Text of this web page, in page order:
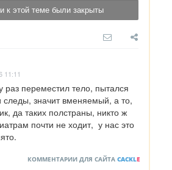
к этой теме были закрыты
11:11
раз переместил тело, пытался
следы, значит вменяемый, а то,
да таких полстраны, никто ж
почти не ходит,  у нас это
КОММЕНТАРИИ ДЛЯ САЙТА CACKLE